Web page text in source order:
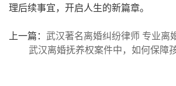
理后续事宜，开启人生的新篇章。
上一篇： 武汉著名离婚纠纷律师 专业离
武汉离婚抚养权案件中，如何保障